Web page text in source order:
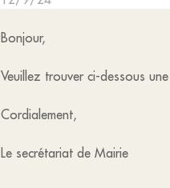
Bonjour,
Veuillez trouver ci-dessous
Cordialement,
Le secrétariat de Mairie